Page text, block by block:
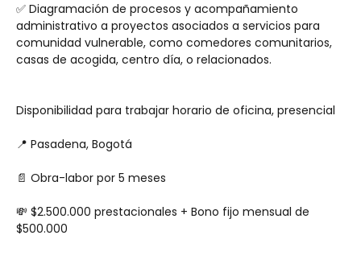
✅ Diagramación de procesos y acompañamiento
administrativo a proyectos asociados a servicios para
comunidad vulnerable, como comedores comunitarios,
casas de acogida, centro día, o relacionados.
Disponibilidad para trabajar horario de oficina, presencial
📍 Pasadena, Bogotá
📄 Obra-labor por 5 meses
💸 $2.500.000 prestacionales + Bono fijo mensual de
$500.000